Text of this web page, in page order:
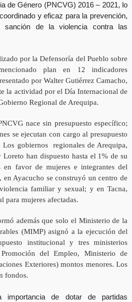
de Género (PNCVG) 2016 – 2021, lo
y eficaz para la prevención,
sanción de la violencia contra las
por la Defensoría del Pueblo sobre
plan en 12 indicadores
por Walter Gutiérrez Camacho,
la actividad por el Día Internacional de
Regional de Arequipa.
nace sin presupuesto específico;
se ejecutan con cargo al presupuesto
Los gobiernos regionales de Arequipa,
han dispuesto hasta el 1% de su
en favor de mujeres e integrantes del
en Ayacucho se construyó un centro de
familiar y sexual; y en Tacna,
para mujeres afectadas.
además que solo el Ministerio de la
(MIMP) asignó a la ejecución del
institucional y tres ministerios
del Empleo, Ministerio de
Exteriores) montos menores. Los
fondos.
importancia de dotar de partidas